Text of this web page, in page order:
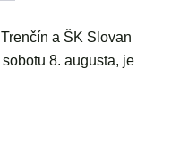
a ŠK Slovan
8. augusta, je